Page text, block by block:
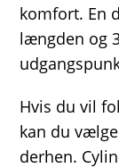
komfort. En
længden og
Hvis du vil
kan du
derhen.